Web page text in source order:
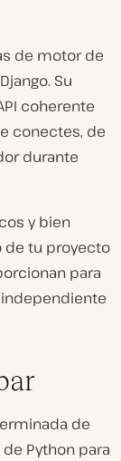
de motor de
Su
coherente
conectes, de
durante
y bien
de tu proyecto
para
de
Python para